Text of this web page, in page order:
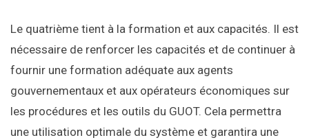
Le quatrième tient à la formation et aux capacités. Il est
nécessaire de renforcer les capacités et de continuer à
fournir une formation adéquate aux agents
gouvernementaux et aux opérateurs économiques sur
les procédures et les outils du GUOT. Cela permettra
une utilisation optimale du système et garantira une